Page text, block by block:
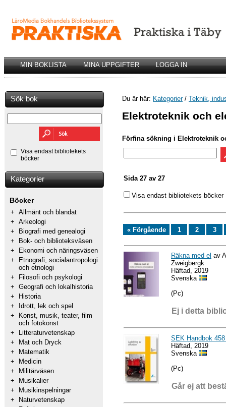
MIN BOKLISTA MINA UPPGIFTER LOGGA IN
Sök bok
Visa endast bibliotekets
böcker
Kategorier
Böcker
+ Allmänt och blandat
+ Arkeologi
+
Biografi med genealogi
+
Bok- och biblioteksväsen
+
Ekonomi och näringsväsen
+
Etnografi, socialantropologi
och etnologi
+
Filosofi och psykologi
+ Geografi och lokalhistoria
+
Historia
+
Idrott, lek och spel
+
Konst, musik, teater, film
och fotokonst
+
Litteraturvetenskap
+
Mat och Dryck
+
Matematik
+
Medicin
+
Militärväsen
+
Musikalier
+
Musikinspelningar
+
Naturvetenskap
Du är här: Kategorier/ Teknik,
Elektroteknik och
Förfina sökning i Elektroteknik
Sida 27 av 27
Visa endast bibliotekets böcker
« Förgående 1 2 3
Räkna med el av
Zweigbergk
Häftad, 2019
Svenska
(Pc)
Ej i detta
SEK Handbok
Häftad, 2019
Svenska
(Pc)
Går ej att